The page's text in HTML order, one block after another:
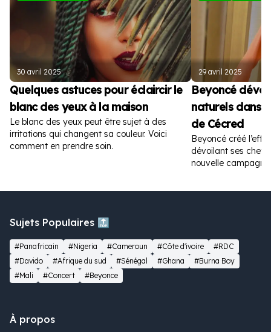
30 avril 2025
Quelques astuces pour éclaircir le
blanc des yeux à la maison
Le blanc des yeux peut être sujet à des
irritations qui changent sa couleur. Voici
comment en prendre soin.
29 avril 2025
Beyoncé
naturels dans
de Cécred
Beyoncé créé
dévoilant ses
nouvelle
Sujets Populaires 🔝
#Panafricain #Nigeria #Cameroun #Côte d'ivoire
#RDC
#Davido
#Afrique du sud #Sénégal #Ghana
#Burna Boy
#Mali
#Concert #Beyonce
À propos